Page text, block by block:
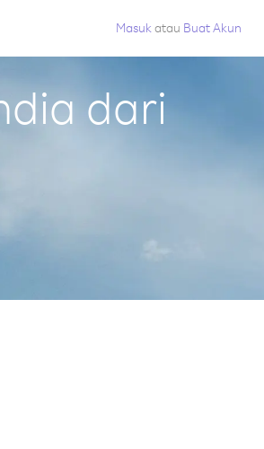
Masuk atau Buat Akun
dari